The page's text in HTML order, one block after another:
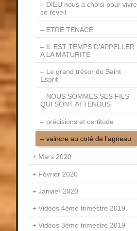
DIEU nous a choisi pour vivre
ce reveil
ETRE TENACE
IL EST TEMPS D'APPELLER
A LA MATURITE
Le grand trésor du Saint
Esprit
NOUS SOMMES SES FILS
QUI SONT ATTENDUS
précisions et certitude
vaincre au coté de l'agneau
Mars 2020
Février 2020
Janvier 2020
Vidéos 4ème trimestre 2019
Vidéos 3ème trimestre 2019